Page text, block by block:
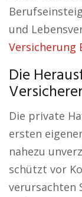
und
Versicherung
Die
Die private
ersten
nahezu
schützt vor
verursachten